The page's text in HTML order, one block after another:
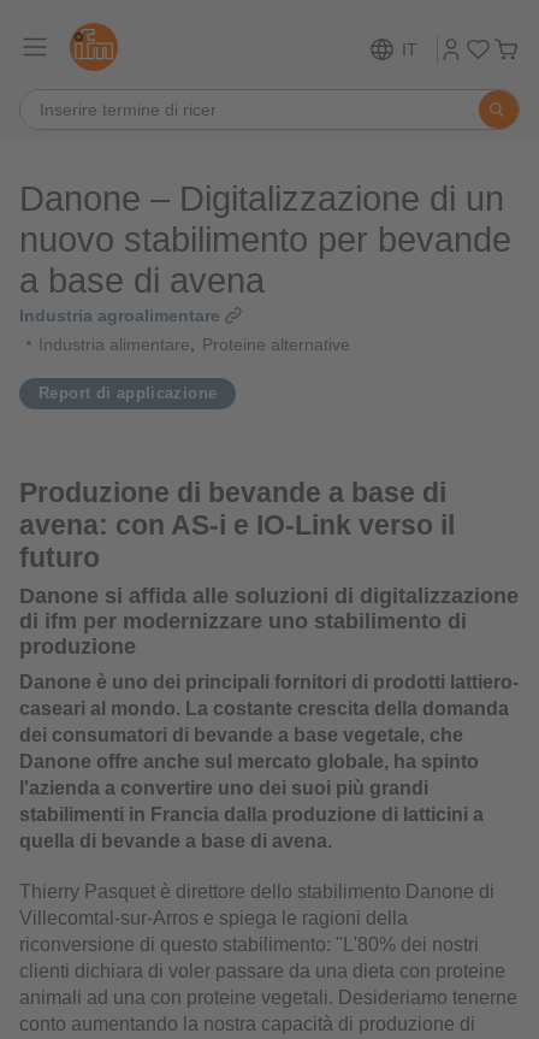
IT
Danone – Digitalizzazione di un
nuovo stabilimento per bevande
a base di avena
Industria agroalimentare
Industria alimentare
Proteine alternative
Report di applicazione
Produzione di bevande a base di
avena: con AS-i e IO-Link verso il
futuro
Danone si affida alle soluzioni di digitalizzazione
di ifm per modernizzare uno stabilimento di
produzione
Danone è uno dei principali fornitori di prodotti lattiero-
caseari al mondo. La costante crescita della domanda
dei consumatori di bevande a base vegetale, che
Danone offre anche sul mercato globale, ha spinto
l'azienda a convertire uno dei suoi più grandi
stabilimenti in Francia dalla produzione di latticini a
quella di bevande a base di avena.
Thierry Pasquet è direttore dello stabilimento Danone di
Villecomtal-sur-Arros e spiega le ragioni della
riconversione di questo stabilimento: "L'80% dei nostri
clienti dichiara di voler passare da una dieta con proteine
animali ad una con proteine vegetali. Desideriamo tenerne
conto aumentando la nostra capacità di produzione di